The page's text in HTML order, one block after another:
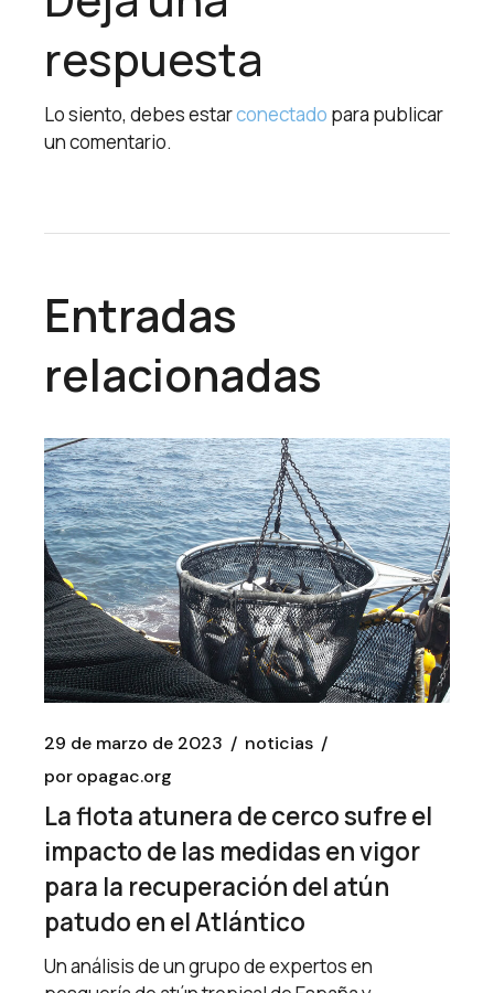
respuesta
Lo siento, debes estarconectado para publicar
un comentario.
Entradas
relacionadas
29 de marzo de 2023
noticias
poropagac.org
La flota atunera de cerco sufre el
impacto de las medidas en vigor
para la recuperación del atún
patudo en el Atlántico
Un análisis de un grupo de expertos en